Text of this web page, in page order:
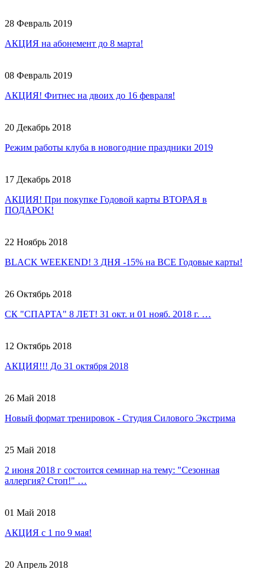
28 Февраль 2019
АКЦИЯ на абонемент до 8 марта!
08 Февраль 2019
АКЦИЯ! Фитнес на двоих до 16 февраля!
20 Декабрь 2018
Режим работы клуба в новогодние праздники 2019
17 Декабрь 2018
АКЦИЯ! При покупке Годовой карты ВТОРАЯ в
ПОДАРОК!
22 Ноябрь 2018
BLACK WEEKEND! 3 ДНЯ -15% на ВСЕ Годовые карты!
26 Октябрь 2018
СК "СПАРТА" 8 ЛЕТ! 31 окт. и 01 нояб. 2018 г. …
12 Октябрь 2018
АКЦИЯ!!! До 31 октября 2018
26 Май 2018
Новый формат тренировок - Студия Силового Экстрима
25 Май 2018
2 июня 2018 г состоится семинар на тему: "Сезонная
аллергия? Стоп!" …
01 Май 2018
АКЦИЯ с 1 по 9 мая!
20 Апрель 2018